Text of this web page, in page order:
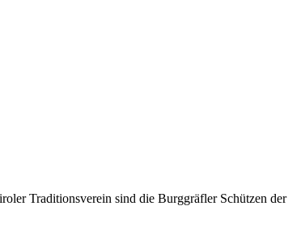
Traditionsverein sind die Burggräfler Schützen der